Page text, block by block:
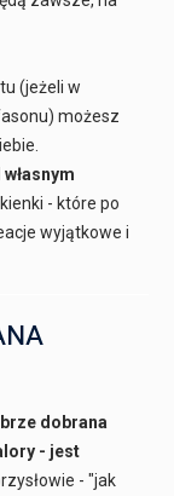
(jeżeli w
możesz
- które po
wyjątkowe i
dobrana
- jest
- "jak